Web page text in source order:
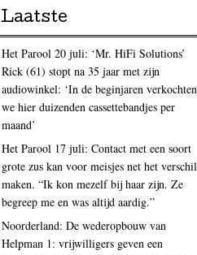
Laatste
Het Parool 20 juli: ‘Mr. HiFi Solutions’
Rick (61) stopt na 35 jaar met zijn
audiowinkel: ‘In de beginjaren verkochten
we hier duizenden cassettebandjes per
maand’
Het Parool 17 juli: Contact met een soort
grote zus kan voor meisjes net het verschil
maken. “Ik kon mezelf bij haar zijn. Ze
begreep me en was altijd aardig.”
Noorderland: De wederopbouw van
Helpman 1: vrijwilligers geven een